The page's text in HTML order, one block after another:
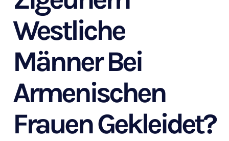
Westliche
Männer Bei
Armenischen
Frauen Gekleidet?